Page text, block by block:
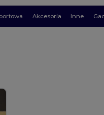
Akcesoria Inne